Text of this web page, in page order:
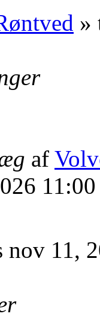
»
af
11:00
nov 11,